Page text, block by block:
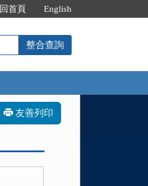
回首頁 English
整合查詢
友善列印